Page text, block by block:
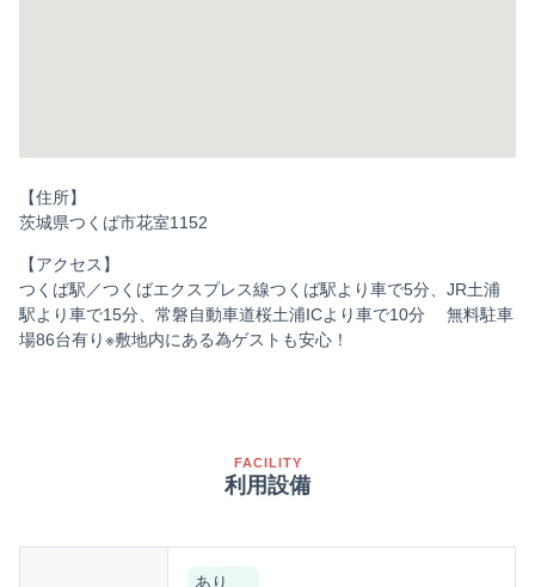
【住所】
茨城県つくば市花室1152
【アクセス】
つくば駅／つくばエクスプレス線つくば駅より車で5分、JR土浦
駅より車で15分、常磐自動車道桜土浦ICより車で10分 無料駐車
場86台有り※敷地内にある為ゲストも安心！
FACILITY
利用設備
あり